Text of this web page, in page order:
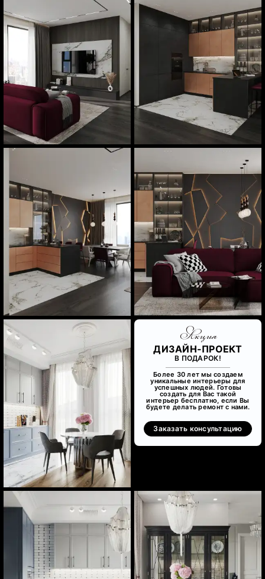
Акция
ДИЗАЙН-ПРОЕКТ
В ПОДАРОК!
Более 30 лет мы создаем
уникальные интерьеры для
успешных людей. Готовы
создать для Вас такой
интерьер бесплатно, если Вы
будете делать ремонт с нами.
Заказать консультацию